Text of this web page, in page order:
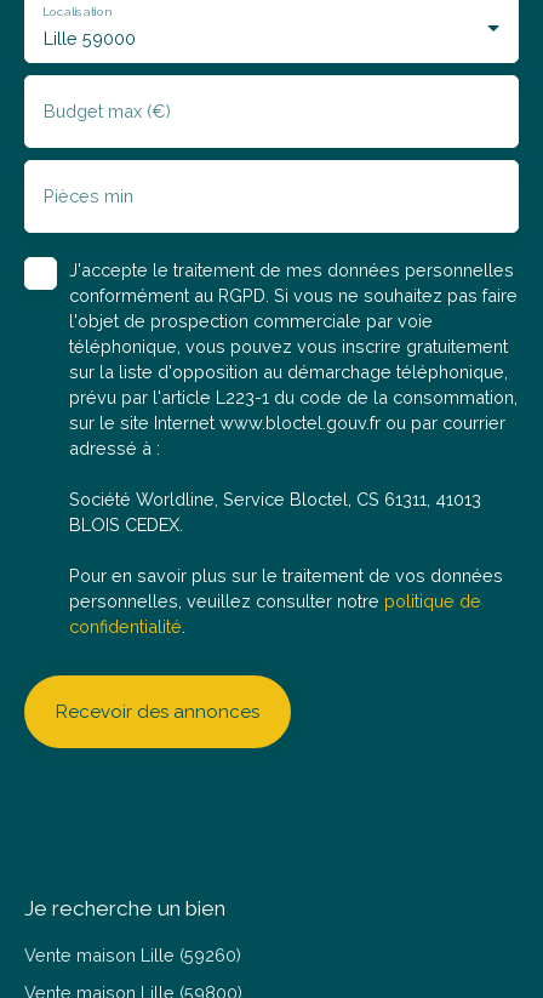
(RSAC : 2025AT00178), se tient à votre disposition pour
répondre à vos questions, organiser une visite ou
réaliser une estimation offerte de votre bien actuel.
Lille 59000
Localisation
Budget max (€)
Pièces min
J'accepte le traitement de mes données personnelles
conformément au RGPD. Si vous ne souhaitez pas faire
l'objet de prospection commerciale par voie
téléphonique, vous pouvez vous inscrire gratuitement
sur la liste d'opposition au démarchage téléphonique,
prévu par l'article L223-1 du code de la consommation,
sur le site Internet www.bloctel.gouv.fr ou par courrier
adressé à :
Société Worldline, Service Bloctel, CS 61311, 41013
BLOIS CEDEX.
Pour en savoir plus sur le traitement de vos données
personnelles, veuillez consulter notre politique de
confidentialité
Recevoir des annonces
Je recherche un bien
Vente maison Lille (59260)
Vente maison Lille (59800)